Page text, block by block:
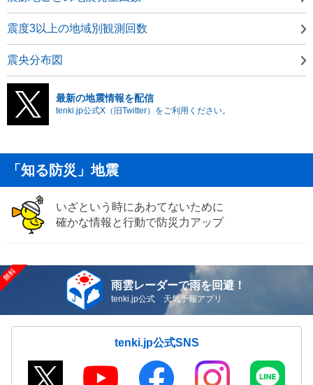
震度3以上の地域別観測回数
震央分布図
最新の地震情報を配信
tenki.jp公式X（旧Twitter）をご利用ください。
「知る防災」地震
いざという時にあわてないために
確かな情報と行動で防災力アップ
雨雲レーダーで雨を回避！
tenki.jp公式 天気予報アプリ
tenki.jp公式SNS